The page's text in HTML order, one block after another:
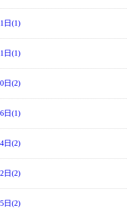
日(1)
日(1)
日(2)
日(1)
日(2)
日(2)
日(2)